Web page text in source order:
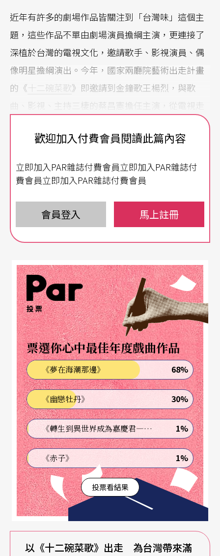
近年有許多的劇場作品皆關注到「台灣味」這個主
題，這些作品不單由劇場演員擔綱主演，更連接了
深植於台灣的電視文化，邀請歌手、影視演員、偶
像明星擔綱演出。今年，國家兩廳院藝術出走計畫
的《十二碗菜歌》即邀請到金鐘歌王楊烈，與歌
曲、影視、主持三棲的蔡昌憲擔任主演，從電視走
上劇場舞台，在劇中飾演一對父子，沉浸在台灣的
文化氛圍裡，讓「台灣印象」能夠藉由深植於台灣
群。
影視活字典 說講秀場燦爛時光
提起楊烈，我們總會想起那首百聽不厭、千唱不膩
／讓我擁有／讓我擁有／一點真實的感受……」；
想到蔡昌憲，我們總忘不了他在電是選秀節目《超
級偶像》裡唱的一首首經典台語歌，和曾經主演的
電影《艋舺》那句經典台詞：「意義是三小？我只
聽過義氣，沒聽過意義！」
現在，我們可以在電視頻道上收看各類綜藝節目，
甚至在Youtube、臉書等網路媒體與社群軟體上充
滿許多個人頻道，不受播出時間限制，隨點隨選，
選擇愈趨多元。不過，約莫在民國六○年代左右的
台灣，只有老三台頻道（台視、中視與華視）能夠
選擇，而當時發展得最好的娛樂即是「秀場文
化」。楊烈就這麼正好，經歷了秀場文化最顛峰的
時代。
方談起秀場文化，楊烈的眼睛便馬上綻放出光芒，
如同昨日站才在舞台上演唱那一首首經典歌曲。楊
烈說，秀場文化在鼎盛時期，有所謂的「北張菲、
歡迎加入付費會員閱讀此篇內容
立即加入PAR雜誌付費會員立即加入PAR雜誌付
費會員立即加入PAR雜誌付費會員
會員登入 馬上註冊
投票
票選你心中最佳年度戲曲作品
《夢在海潮那邊》 68%
《幽戀牡丹》 30%
《轉生到異世界成為嘉慶君—發現我的祖先是詐騙集團!?》 1%
《赤子》 1%
投票看結果
以《十二碗菜歌》出走 為台灣帶來滿